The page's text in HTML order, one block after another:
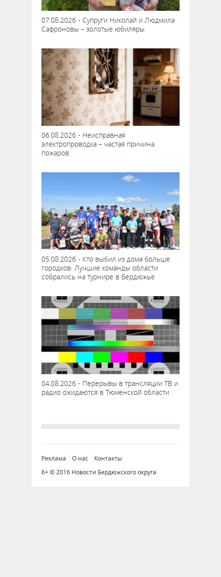
07.08.2026 - Супруги Николай и Людмила
Сафроновы – золотые юбиляры
06.08.2026 - Неисправная
электропроводка – частая причина
пожаров
05.08.2026 - Кто выбил из дома больше
городков: Лучшие команды области
собрались на турнире в Бердюжье
04.08.2026 - Перерывы в трансляции ТВ и
радио ожидаются в Тюменской области
Реклама О нас
Контакты
6+ © 2016 Новости Бердюжского округа